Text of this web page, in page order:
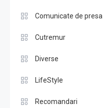
Comunicate de presa
Cutremur
Diverse
LifeStyle
Recomandari